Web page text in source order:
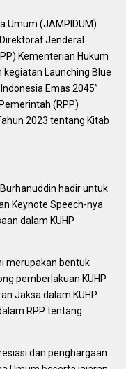
Umum (JAMPIDUM)
Jenderal
Kementerian Hukum
kegiatan Launching Blue
Emas 2045”
(RPP)
2023 tentang Kitab
hadir untuk
Keynote Speech-nya
dalam KUHP
merupakan bentuk
pemberlakuan KUHP
Jaksa dalam KUHP
RPP tentang
dan penghargaan